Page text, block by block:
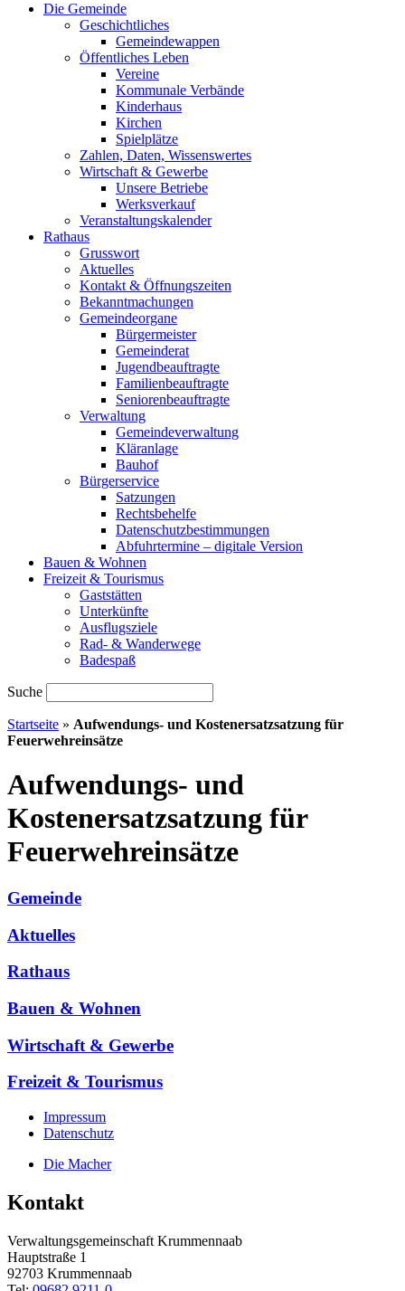
Die Gemeinde
Geschichtliches
Gemeindewappen
Öffentliches Leben
Vereine
Kommunale Verbände
Kinderhaus
Kirchen
Spielplätze
Zahlen, Daten, Wissenswertes
Wirtschaft & Gewerbe
Unsere Betriebe
Werksverkauf
Veranstaltungskalender
Rathaus
Grusswort
Aktuelles
Kontakt & Öffnungszeiten
Bekanntmachungen
Gemeindeorgane
Bürgermeister
Gemeinderat
Jugendbeauftragte
Familienbeauftragte
Seniorenbeauftragte
Verwaltung
Gemeindeverwaltung
Kläranlage
Bauhof
Bürgerservice
Satzungen
Rechtsbehelfe
Datenschutzbestimmungen
Abfuhrtermine – digitale Version
Bauen & Wohnen
Freizeit & Tourismus
Gaststätten
Unterkünfte
Ausflugsziele
Rad- & Wanderwege
Badespaß
Suche
Startseite » Aufwendungs- und Kostenersatzsatzung für
Feuerwehreinsätze
Aufwendungs- und
Kostenersatzsatzung für
Feuerwehreinsätze
Gemeinde
Aktuelles
Rathaus
Bauen & Wohnen
Wirtschaft & Gewerbe
Freizeit & Tourismus
Impressum
Datenschutz
Die Macher
Kontakt
Verwaltungsgemeinschaft Krummennaab
Hauptstraße 1
92703 Krummennaab